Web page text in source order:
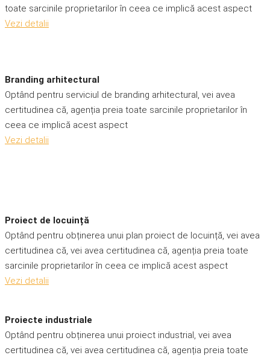
toate sarcinile proprietarilor în ceea ce implică acest aspect
Vezi detalii
Branding arhitectural
Optând pentru serviciul de branding arhitectural, vei avea
certitudinea că, agenția preia toate sarcinile proprietarilor în
ceea ce implică acest aspect
Vezi detalii
Proiect de locuință
Optând pentru obținerea unui plan proiect de locuință, vei avea
certitudinea că, vei avea certitudinea că, agenția preia toate
sarcinile proprietarilor în ceea ce implică acest aspect
Vezi detalii
Proiecte industriale
Optând pentru obținerea unui proiect industrial, vei avea
certitudinea că, vei avea certitudinea că, agenția preia toate